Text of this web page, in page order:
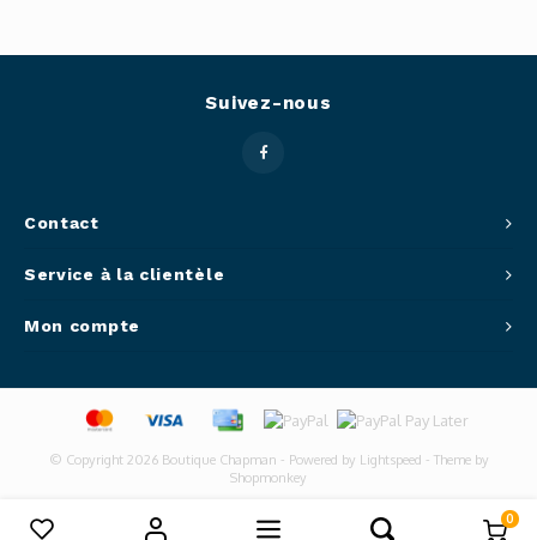
0
Contact
Suivez-nous
Service à la clientèle
Mon compte
© Copyright 2026 Boutique Chapman - Powered by Lightspeed - Theme by
Shopmonkey
Comparer les produits 0